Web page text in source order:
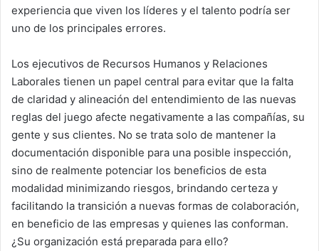
experiencia que viven los líderes y el talento podría ser
uno de los principales errores.
Los ejecutivos de Recursos Humanos y Relaciones
Laborales tienen un papel central para evitar que la falta
de claridad y alineación del entendimiento de las nuevas
reglas del juego afecte negativamente a las compañías, su
gente y sus clientes. No se trata solo de mantener la
documentación disponible para una posible inspección,
sino de realmente potenciar los beneficios de esta
modalidad minimizando riesgos, brindando certeza y
facilitando la transición a nuevas formas de colaboración,
en beneficio de las empresas y quienes las conforman.
¿Su organización está preparada para ello?